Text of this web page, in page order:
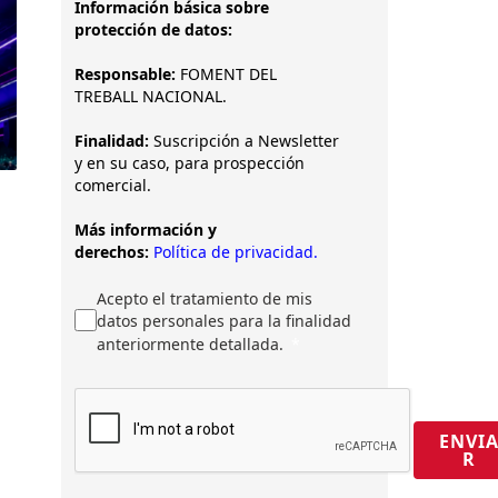
Información básica sobre
protección de datos:
Responsable: FOMENT DEL
TREBALL NACIONAL.
Finalidad: Suscripción a Newsletter
y en su caso, para prospección
comercial.
Más información y
derechos: Política de privacidad.
Acepto el tratamiento de mis
datos personales para la finalidad
anteriormente detallada.
ENVIA
R